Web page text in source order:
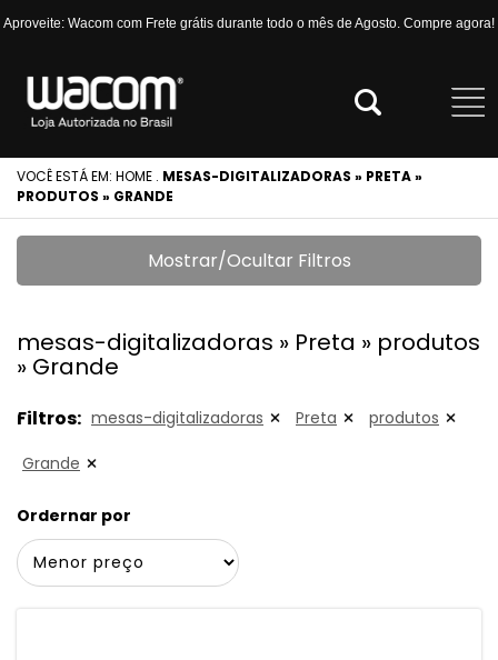
Aproveite: Wacom com Frete grátis durante todo o mês de Agosto. Compre agora!
VOCÊ ESTÁ EM: HOME . MESAS-DIGITALIZADORAS » PRETA »
PRODUTOS » GRANDE
Mostrar/Ocultar Filtros
mesas-digitalizadoras » Preta » produtos
» Grande
Filtros: mesas-digitalizadoras Preta produtos
Grande
Ordernar por